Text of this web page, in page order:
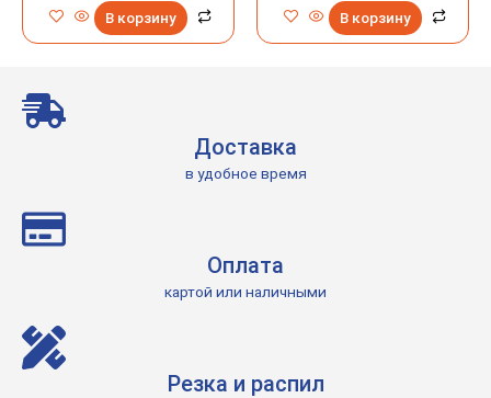
В корзину В корзину
Доставка
в удобное время
Оплата
картой или наличными
Резка и распил